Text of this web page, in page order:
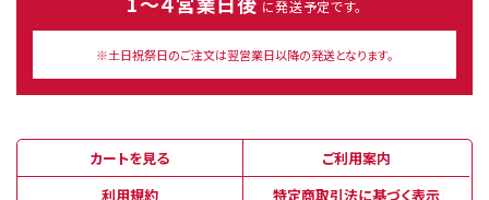
に発送予定です。
※土日祝祭日のご注文は翌営業日以降の発送となります。
カートを見る
ご利用案内
利用規約
特定商取引法に基づく表示